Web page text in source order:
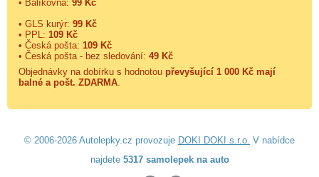
• Balíkovna: 99 Kč
• GLS kurýr: 99 Kč
• PPL: 109 Kč
• Česká pošta: 109 Kč
• Česká pošta - bez sledování: 49 Kč
Objednávky na dobírku s hodnotou převyšující 1 000 Kč mají
balné a pošt. ZDARMA
© 2006-2026 Autolepky.cz provozuje DOKI DOKI s.r.o. V nabídce
najdete 5317 samolepek na auto